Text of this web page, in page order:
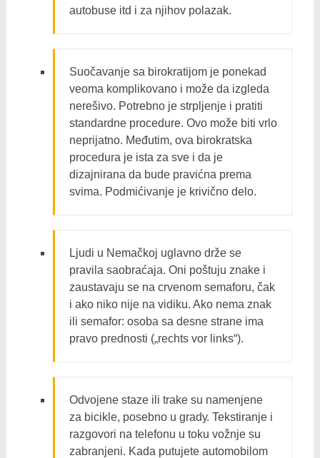
autobuse itd i za njihov polazak.
Suočavanje sa birokratijom je ponekad
veoma komplikovano i može da izgleda
nerešivo. Potrebno je strpljenje i pratiti
standardne procedure. Ovo može biti vrlo
neprijatno. Međutim, ova birokratska
procedura je ista za sve i da je
dizajnirana da bude pravićna prema
svima. Podmićivanje je krivično delo.
Ljudi u Nemačkoj uglavno drže se
pravila saobraćaja. Oni poštuju znake i
zaustavaju se na crvenom semaforu, čak
i ako niko nije na vidiku. Ako nema znak
ili semafor: osoba sa desne strane ima
pravo prednosti („rechts vor links“).
Odvojene staze ili trake su namenjene
za bicikle, posebno u gradу. Tekstiranje i
razgovori na telefonu u toku vožnje su
zabranjeni. Kada putujete automobilom